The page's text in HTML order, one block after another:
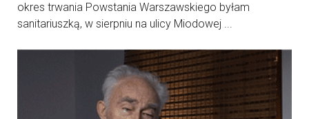
okres trwania Powstania Warszawskiego byłam
sanitariuszką, w sierpniu na ulicy Miodowej ...